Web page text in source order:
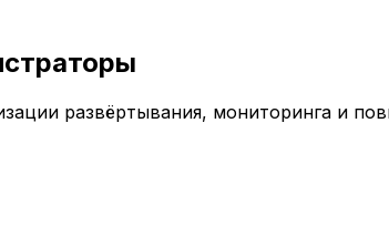
развёртывания, мониторинга и